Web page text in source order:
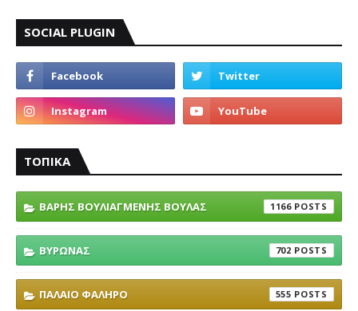
SOCIAL PLUGIN
ΤΟΠΙΚΑ
ΒΑΡΗΣ ΒΟΥΛΙΑΓΜΕΝΗΣ ΒΟΥΛΑΣ 1166
ΒΥΡΩΝΑΣ 702
ΠΑΛΑΙΟ ΦΑΛΗΡΟ 555